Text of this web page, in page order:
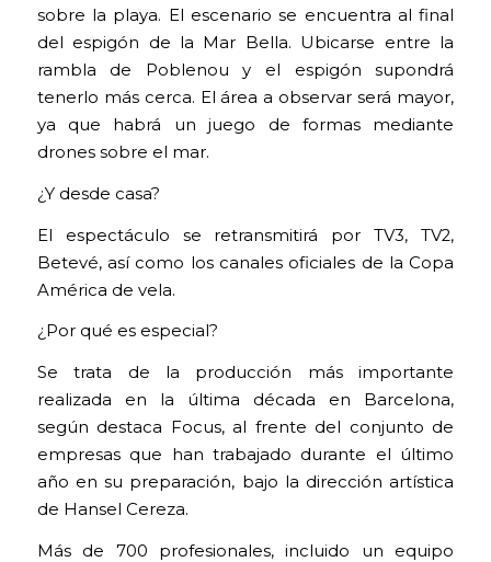
sobre la playa. El escenario se encuentra al final
del espigón de la Mar Bella. Ubicarse entre la
rambla de Poblenou y el espigón supondrá
tenerlo más cerca. El área a observar será mayor,
ya que habrá un juego de formas mediante
drones sobre el mar.
¿Y desde casa?
El espectáculo se retransmitirá por TV3, TV2,
Betevé, así como los canales oficiales de la Copa
América de vela.
¿Por qué es especial?
Se trata de la producción más importante
realizada en la última década en Barcelona,
según destaca Focus, al frente del conjunto de
empresas que han trabajado durante el último
año en su preparación, bajo la dirección artística
de Hansel Cereza.
Más de 700 profesionales, incluido un equipo